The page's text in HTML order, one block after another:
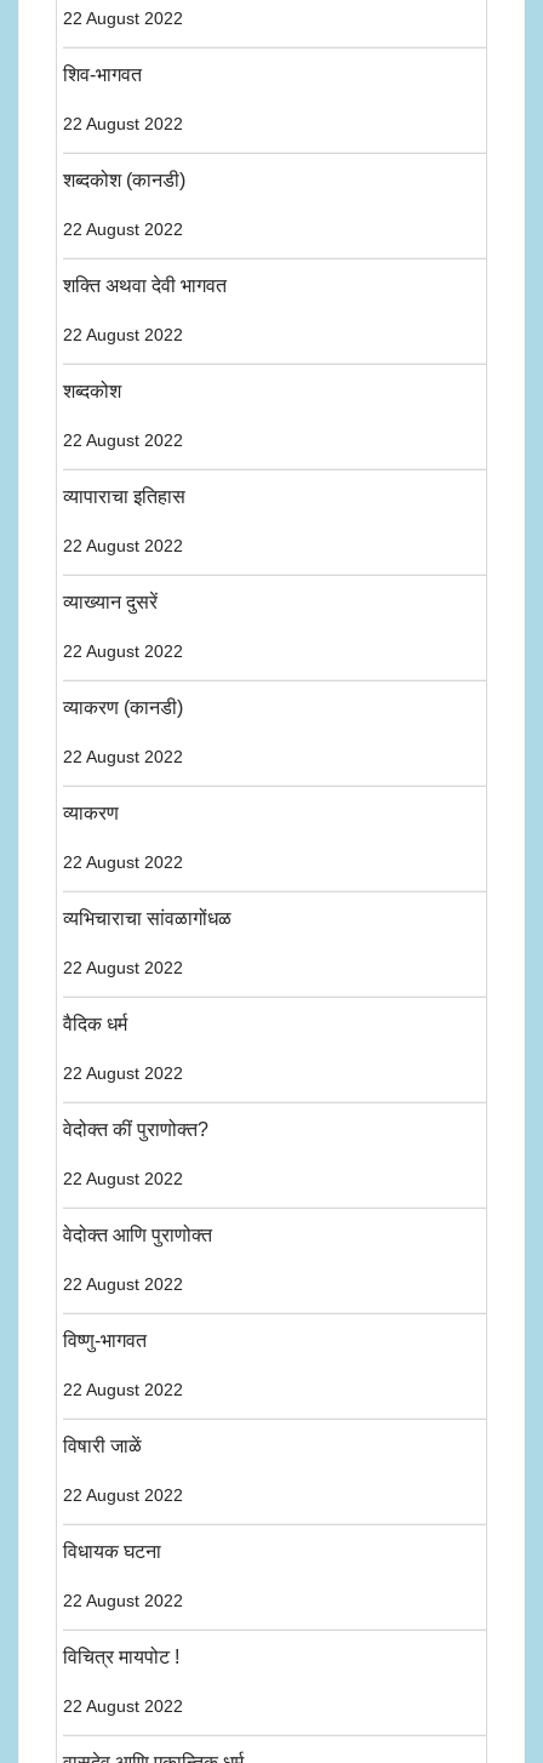
22 August 2022
शिव-भागवत
22 August 2022
शब्दकोश (कानडी)
22 August 2022
शक्ति अथवा देवी भागवत
22 August 2022
शब्दकोश
22 August 2022
व्यापाराचा इतिहास
22 August 2022
व्याख्यान दुसरें
22 August 2022
व्याकरण (कानडी)
22 August 2022
व्याकरण
22 August 2022
व्यभिचाराचा सांवळागोंधळ
22 August 2022
वैदिक धर्म
22 August 2022
वेदोक्त कीं पुराणोक्त?
22 August 2022
वेदोक्त आणि पुराणोक्त
22 August 2022
विष्णु-भागवत
22 August 2022
विषारी जाळें
22 August 2022
विधायक घटना
22 August 2022
विचित्र मायपोट !
22 August 2022